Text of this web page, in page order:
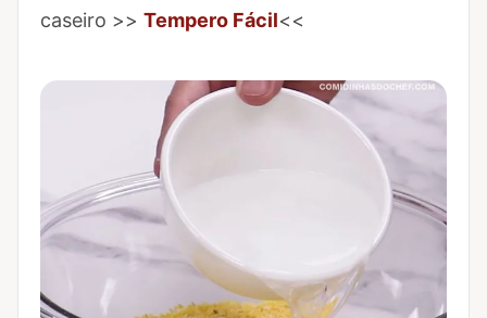
caseiro >> Tempero Fácil<<